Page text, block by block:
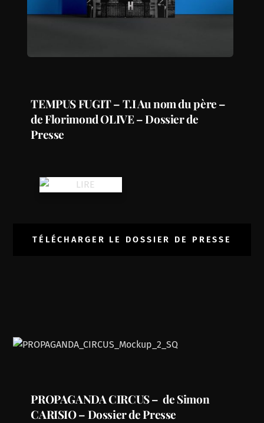
TEMPUS FUGIT – T.I Au nom du père –
de Florimond OLIVE – Dossier de
Presse
TÉLÉCHARGER LE DOSSIER DE PRESSE
PROPAGANDA CIRCUS – de Simon
CARISIO – Dossier de Presse